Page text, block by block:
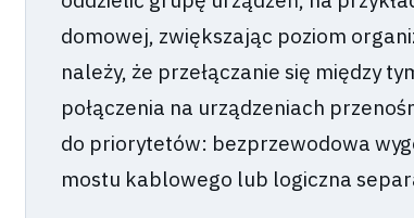
domowej, zwiększając poziom
należy, że przełączanie się między
połączenia na urządzeniach
do priorytetów: bezprzewodowa
mostu kablowego lub logiczna